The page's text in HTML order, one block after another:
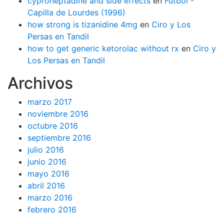
Capilla de Lourdes (1996)
how strong is tizanidine 4mg en Ciro y Los
Persas en Tandil
how to get generic ketorolac without rx en Ciro y
Los Persas en Tandil
Archivos
marzo 2017
noviembre 2016
octubre 2016
septiembre 2016
julio 2016
junio 2016
mayo 2016
abril 2016
marzo 2016
febrero 2016